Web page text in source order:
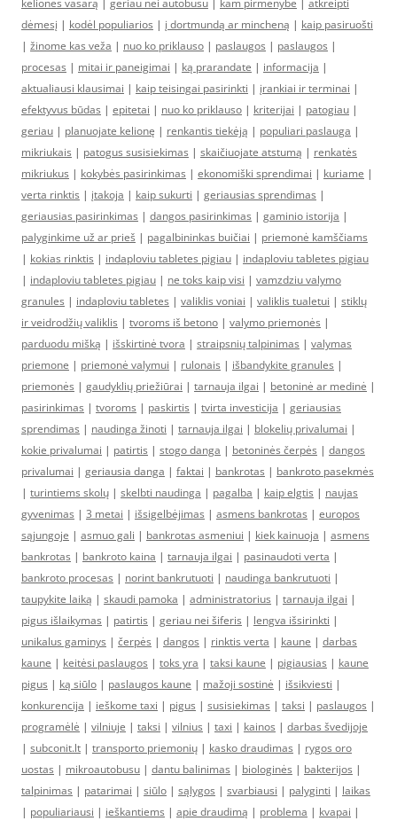
kelionės vasarą | geriau nei autobusu | kam pirmenybė | atkreipti
dėmesį | kodėl populiarios | į dortmundą ar mincheną | kaip pasiruošti
| žinome kas veža | nuo ko priklauso | paslaugos | paslaugos |
procesas | mitai ir paneigimai | ką prarandate | informacija |
aktualiausi klausimai | kaip teisingai pasirinkti | įrankiai ir terminai |
efektyvus būdas | epitetai | nuo ko priklauso | kriterijai | patogiau |
geriau | planuojate kelionę | renkantis tiekėją | populiari paslauga |
mikriukais | patogus susisiekimas | skaičiuojate atstumą | renkatės
mikriukus | kokybės pasirinkimas | ekonomiški sprendimai | kuriame |
verta rinktis | įtakoja | kaip sukurti | geriausias sprendimas |
geriausias pasirinkimas | dangos pasirinkimas | gaminio istorija |
palyginkime už ar prieš | pagalbininkas buičiai | priemonė kamščiams
| kokias rinktis | indaploviu tabletes pigiau | indaploviu tabletes pigiau
| indaploviu tabletes pigiau | ne toks kaip visi | vamzdziu valymo
granules | indaploviu tabletes | valiklis voniai | valiklis tualetui | stiklų
ir veidrodžių valiklis | tvoroms iš betono | valymo priemonės |
parduodu mišką | išskirtinė tvora | straipsnių talpinimas | valymas
priemone | priemonė valymui | rulonais | išbandykite granules |
priemonės | gaudyklių priežiūrai | tarnauja ilgai | betoninė ar medinė |
pasirinkimas | tvoroms | paskirtis | tvirta investicija | geriausias
sprendimas | naudinga žinoti | tarnauja ilgai | blokelių privalumai |
kokie privalumai | patirtis | stogo danga | betoninės čerpės | dangos
privalumai | geriausia danga | faktai | bankrotas | bankroto pasekmės
| turintiems skolų | skelbti naudinga | pagalba | kaip elgtis | naujas
gyvenimas | 3 metai | išsigelbėjimas | asmens bankrotas | europos
sąjungoje | asmuo gali | bankrotas asmeniui | kiek kainuoja | asmens
bankrotas | bankroto kaina | tarnauja ilgai | pasinaudoti verta |
bankroto procesas | norint bankrutuoti | naudinga bankrutuoti |
taupykite laiką | skaudi pamoka | administratorius | tarnauja ilgai |
pigus išlaikymas | patirtis | geriau nei šiferis | lengva išsirinkti |
unikalus gaminys | čerpės | dangos | rinktis verta | kaune | darbas
kaune | keitėsi paslaugos | toks yra | taksi kaune | pigiausias | kaune
pigus | ką siūlo | paslaugos kaune | mažoji sostinė | išsikviesti |
konkurencija | ieškome taxi | pigus | susisiekimas | taksi | paslaugos |
programėlė | vilniuje | taksi | vilnius | taxi | kainos | darbas švedijoje
| subconit.lt | transporto priemonių | kasko draudimas | rygos oro
uostas | mikroautobusu | dantu balinimas | biologinės | bakterijos |
talpinimas | patarimai | siūlo | sąlygos | svarbiausi | palyginti | laikas
| populiariausi | ieškantiems | apie draudimą | problema | kvapai |